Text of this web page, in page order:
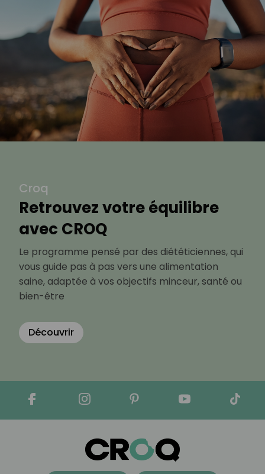
Croq
Retrouvez votre équilibre
avec CROQ
Le programme pensé par des diététiciennes, qui
vous guide pas à pas vers une alimentation
saine, adaptée à vos objectifs minceur, santé ou
bien-être
Découvrir